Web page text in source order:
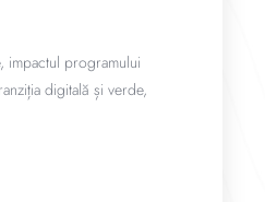
programului
digitală și verde,